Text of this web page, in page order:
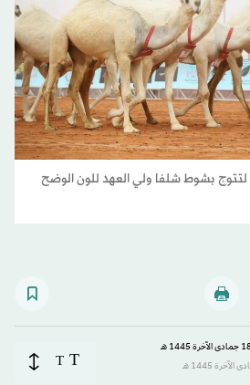
لتتوج بشوط شلفا ولي العهد للون الوضح
T
T